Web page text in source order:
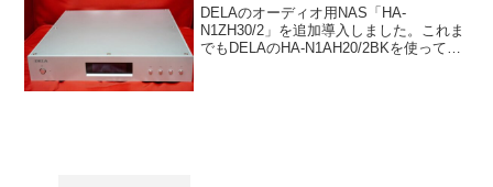
DELAのオーディオ用NAS「HA-
N1ZH30/2」を追加導入しました。これま
でもDELAのHA-N1AH20/2BKを使ってい